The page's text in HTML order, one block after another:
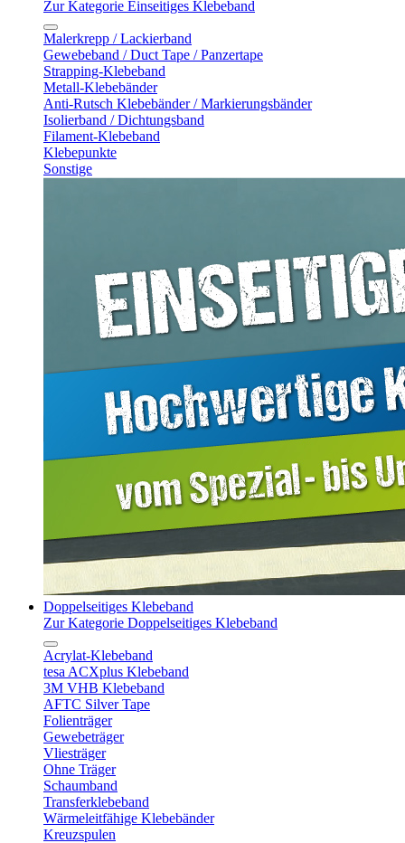
Zur Kategorie Einseitiges Klebeband
Malerkrepp / Lackierband
Gewebeband / Duct Tape / Panzertape
Strapping-Klebeband
Metall-Klebebänder
Anti-Rutsch Klebebänder / Markierungsbänder
Isolierband / Dichtungsband
Filament-Klebeband
Klebepunkte
Sonstige
Doppelseitiges Klebeband
Zur Kategorie Doppelseitiges Klebeband
Acrylat-Klebeband
tesa ACXplus Klebeband
3M VHB Klebeband
AFTC Silver Tape
Folienträger
Gewebeträger
Vliesträger
Ohne Träger
Schaumband
Transferklebeband
Wärmeleitfähige Klebebänder
Kreuzspulen